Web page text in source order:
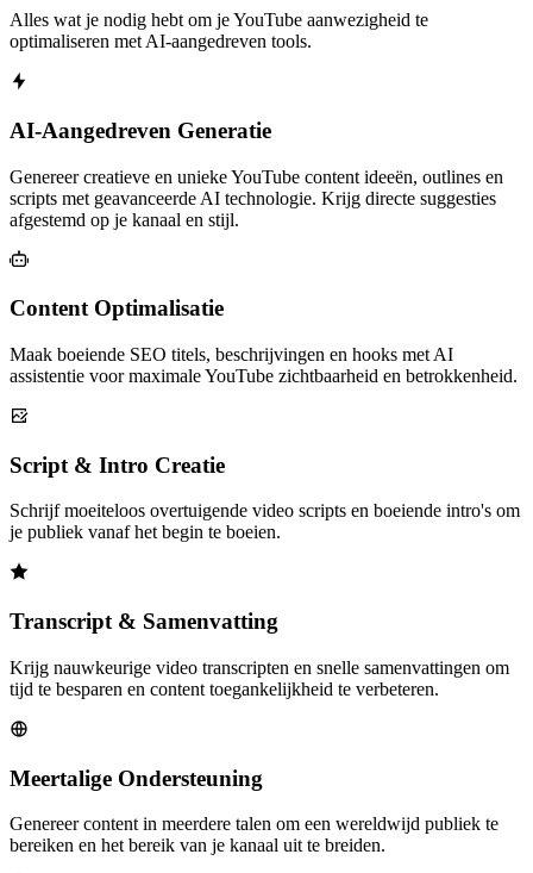
Alles wat je nodig hebt om je YouTube aanwezigheid te
optimaliseren met AI-aangedreven tools.
AI-Aangedreven Generatie
Genereer creatieve en unieke YouTube content ideeën, outlines en
scripts met geavanceerde AI technologie. Krijg directe suggesties
afgestemd op je kanaal en stijl.
Content Optimalisatie
Maak boeiende SEO titels, beschrijvingen en hooks met AI
assistentie voor maximale YouTube zichtbaarheid en betrokkenheid.
Script & Intro Creatie
Schrijf moeiteloos overtuigende video scripts en boeiende intro's om
je publiek vanaf het begin te boeien.
Transcript & Samenvatting
Krijg nauwkeurige video transcripten en snelle samenvattingen om
tijd te besparen en content toegankelijkheid te verbeteren.
Meertalige Ondersteuning
Genereer content in meerdere talen om een wereldwijd publiek te
bereiken en het bereik van je kanaal uit te breiden.